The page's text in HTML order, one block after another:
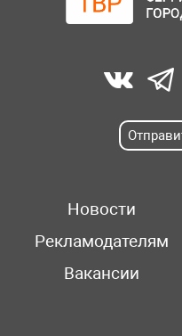
Новости
Рекламодателям
Вакансии